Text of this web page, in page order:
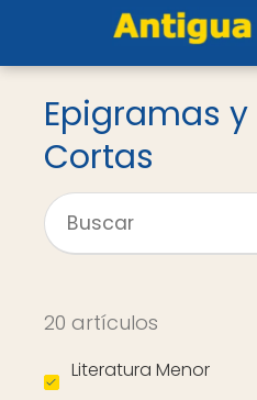
Epigramas
Cortas
20 artículos
Literatura Menor